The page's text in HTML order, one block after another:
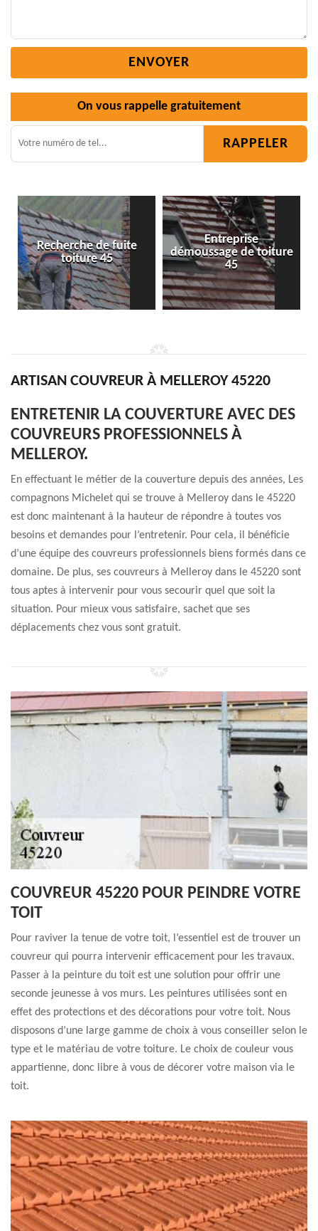
On vous rappelle gratuitement
Entreprise
démoussage de toiture
45
Isolation toiture 45
ARTISAN COUVREUR À MELLEROY 45220
ENTRETENIR LA COUVERTURE AVEC DES
COUVREURS PROFESSIONNELS À
MELLEROY.
En effectuant le métier de la couverture depuis des années, Les
compagnons Michelet qui se trouve à Melleroy dans le 45220
est donc maintenant à la hauteur de répondre à toutes vos
besoins et demandes pour l’entretenir. Pour cela, il bénéficie
d’une équipe des couvreurs professionnels biens formés dans ce
domaine. De plus, ses couvreurs à Melleroy dans le 45220 sont
tous aptes à intervenir pour vous secourir quel que soit la
situation. Pour mieux vous satisfaire, sachet que ses
déplacements chez vous sont gratuit.
COUVREUR 45220 POUR PEINDRE VOTRE
TOIT
Pour raviver la tenue de votre toit, l’essentiel est de trouver un
couvreur qui pourra intervenir efficacement pour les travaux.
Passer à la peinture du toit est une solution pour offrir une
seconde jeunesse à vos murs. Les peintures utilisées sont en
effet des protections et des décorations pour votre toit. Nous
disposons d’une large gamme de choix à vous conseiller selon le
type et le matériau de votre toiture. Le choix de couleur vous
appartienne, donc libre à vous de décorer votre maison via le
toit.